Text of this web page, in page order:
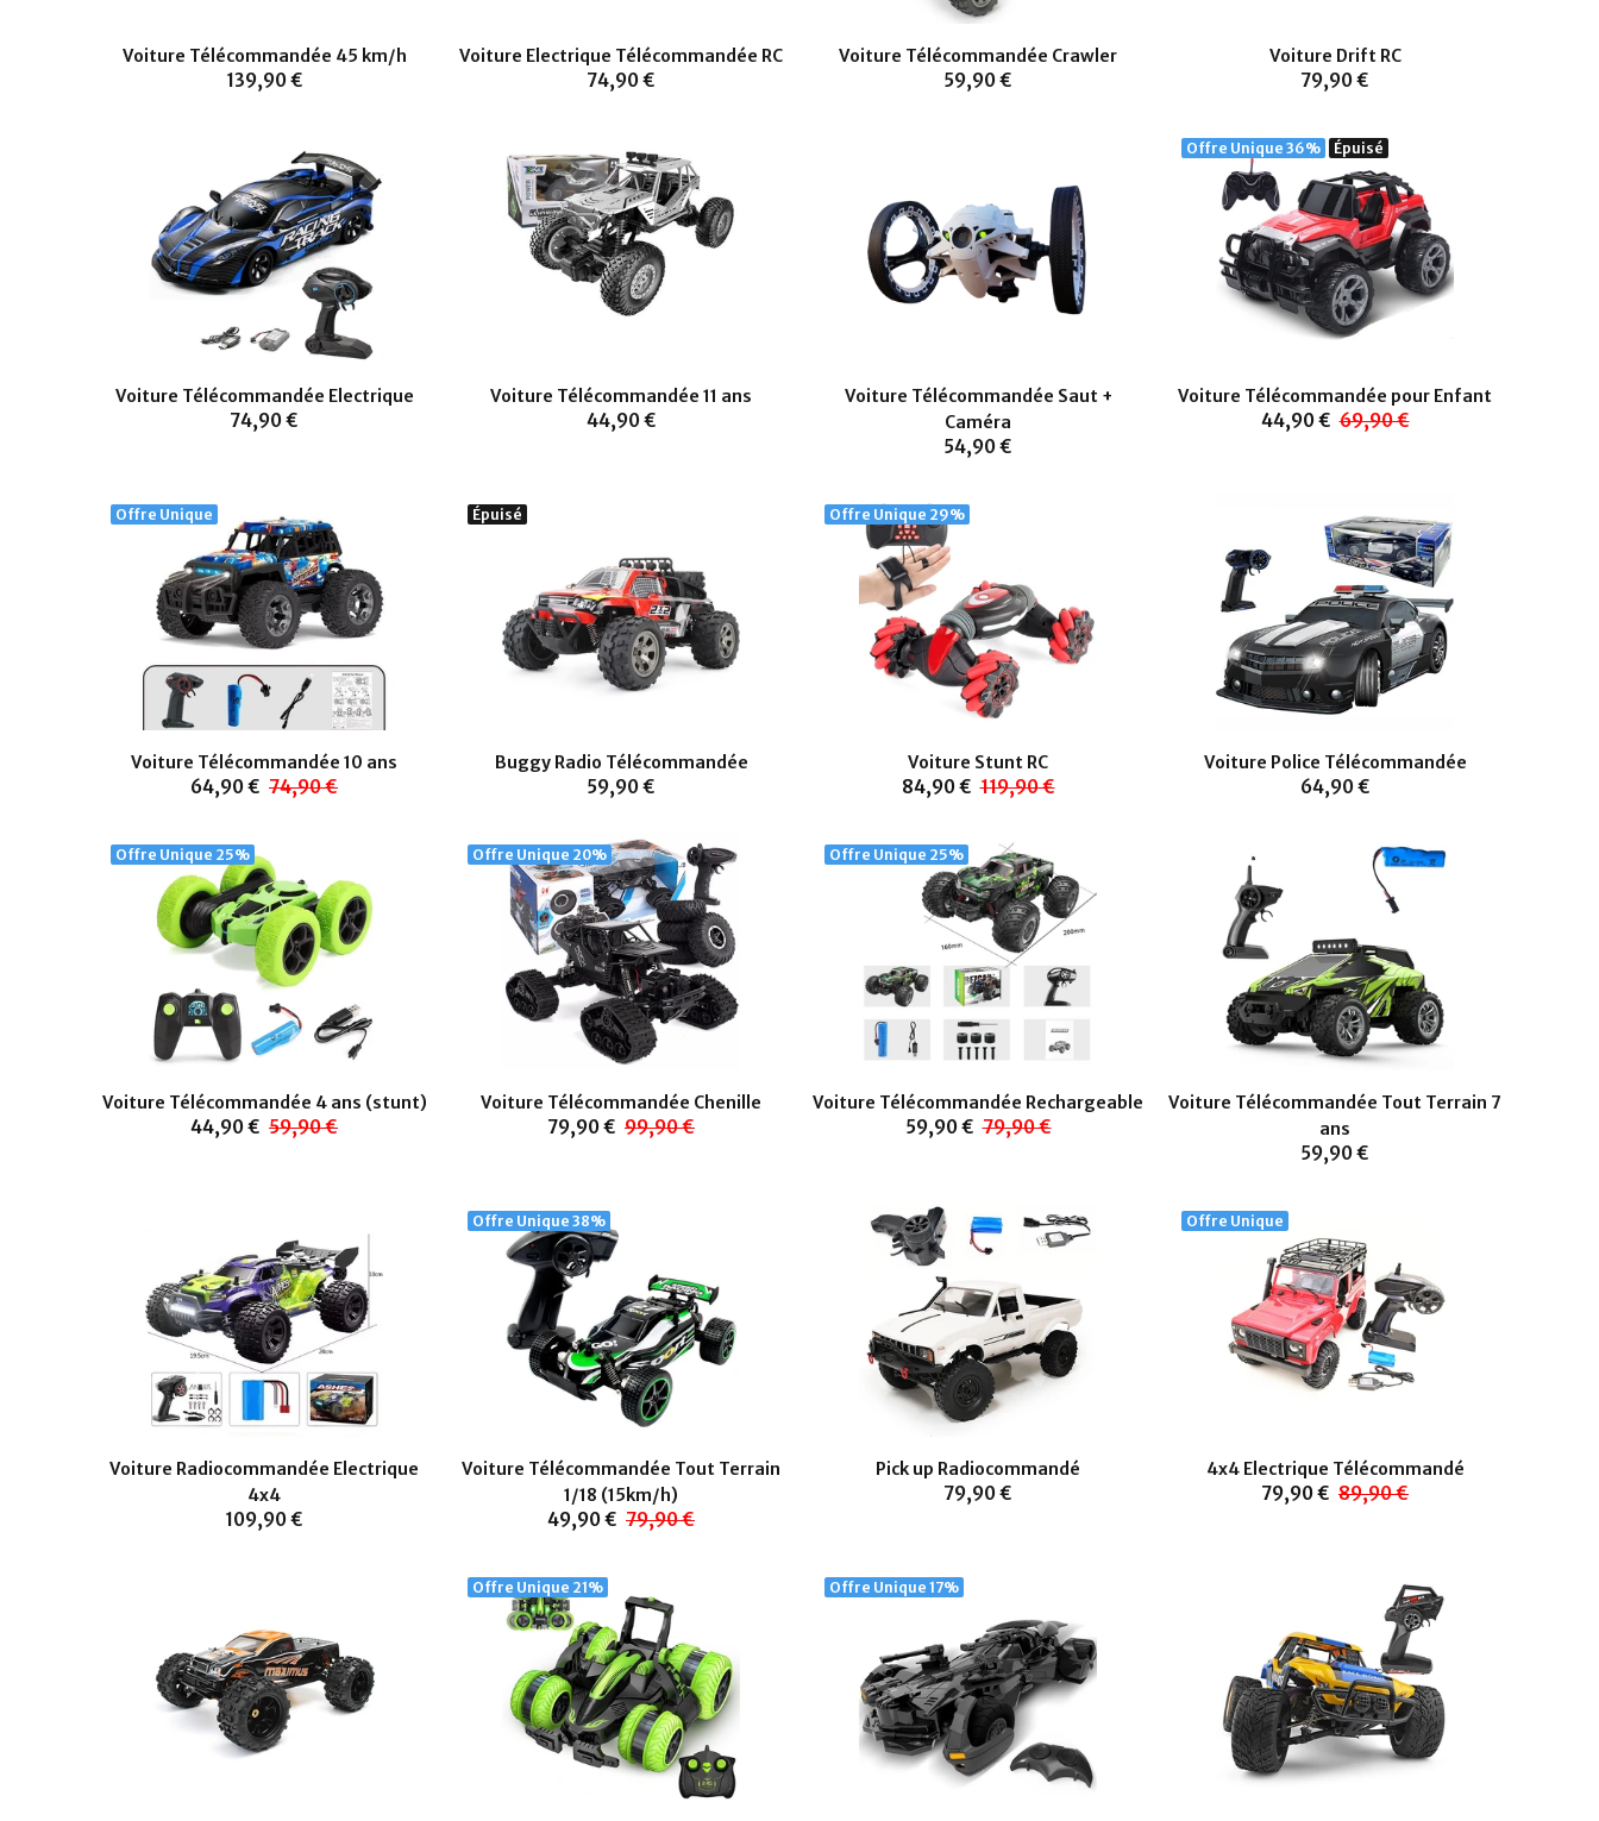
Voiture Télécommandée 45 km/h
139,90 €
Voiture Electrique Télécommandée RC
74,90 €
Voiture Télécommandée Crawler
59,90 €
Voiture Drift RC
79,90 €
Voiture Télécommandée Electrique
74,90 €
Voiture Télécommandée 11 ans
44,90 €
Voiture Télécommandée Saut +
Caméra
54,90 €
Offre Unique 36% Épuisé
Voiture Télécommandée pour Enfant
44,90 € 69,90 €
Offre Unique
Voiture Télécommandée 10 ans
64,90 € 74,90 €
Épuisé
Buggy Radio Télécommandée
59,90 €
Offre Unique 29%
Voiture Stunt RC
84,90 € 119,90 €
Voiture Police Télécommandée
64,90 €
Offre Unique 25%
Voiture Télécommandée 4 ans (stunt)
44,90 € 59,90 €
Offre Unique 20%
Voiture Télécommandée Chenille
79,90 € 99,90 €
Offre Unique 25%
Voiture Télécommandée Rechargeable
59,90 € 79,90 €
Voiture Télécommandée Tout Terrain 7
ans
59,90 €
Voiture Radiocommandée Electrique
4x4
109,90 €
Offre Unique 38%
Voiture Télécommandée Tout Terrain
1/18 (15km/h)
49,90 € 79,90 €
Pick up Radiocommandé
79,90 €
Offre Unique
4x4 Electrique Télécommandé
79,90 € 89,90 €
Offre Unique 21% Offre Unique 17%